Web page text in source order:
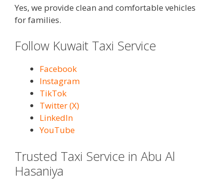
Yes, we provide clean and comfortable vehicles
for families.
Follow Kuwait Taxi Service
Facebook
Instagram
TikTok
Twitter (X)
LinkedIn
YouTube
Trusted Taxi Service in Abu Al
Hasaniya